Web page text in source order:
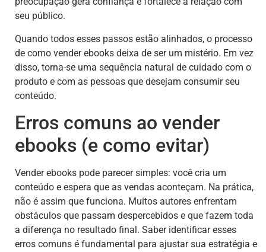
seu público.
Quando todos esses passos estão alinhados, o processo
de como vender ebooks deixa de ser um mistério. Em vez
disso, torna-se uma sequência natural de cuidado com o
produto e com as pessoas que desejam consumir seu
conteúdo.
Erros comuns ao vender
ebooks (e como evitar)
Vender ebooks pode parecer simples: você cria um
conteúdo e espera que as vendas aconteçam. Na prática,
não é assim que funciona. Muitos autores enfrentam
obstáculos que passam despercebidos e que fazem toda
a diferença no resultado final. Saber identificar esses
erros comuns é fundamental para ajustar sua estratégia e